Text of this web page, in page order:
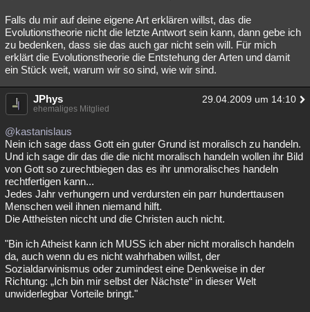
Falls du mir auf deine eigene Art erklären willst, das die
Evolutionstheorie nicht die letzte Antwort sein kann, dann gebe ich
zu bedenken, dass sie das auch gar nicht sein will. Für mich
erklärt die Evolutionstheorie die Entstehung der Arten und damit
ein Stück weit, warum wir so sind, wie wir sind.
JPhys 29.04.2009 um 14:10
ehemaliges Mitglied
@kastanislaus
Nein ich sage dass Gott ein guter Grund ist moralisch zu handeln.
Und ich sage dir das die die nicht moralisch handeln wollen ihr Bild
von Gott so zurechtbiegen das es ihr unmoralisches handeln
rechtfertigen kann...
Jedes Jahr verhungern und verdursten ein parr hunderttausen
Menschen weil ihnen niemand hilft.
Die Attheisten niccht und die Christen auch nicht.
"Bin ich Atheist kann ich MUSS ich aber nicht moralisch handeln
da, auch wenn du es nicht wahrhaben willst, der
Sozialdarwinismus oder zumindest eine Denkweise in der
Richtung: „Ich bin mir selbst der Nächste“ in dieser Welt
unwiderlegbar Vorteile bringt."